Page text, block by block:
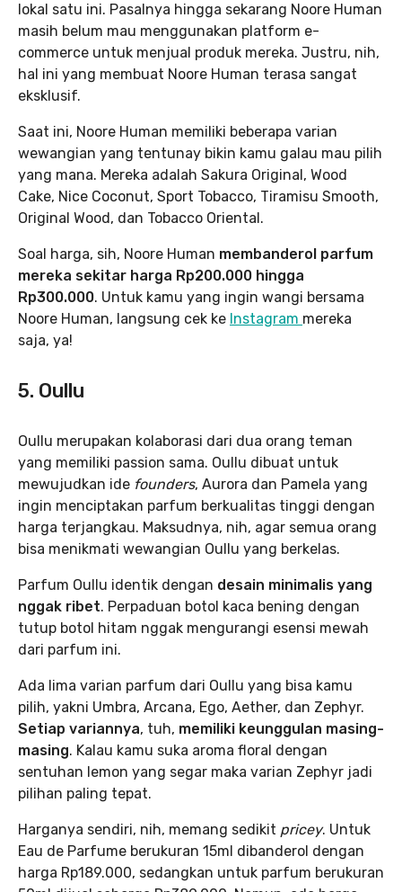
lokal satu ini. Pasalnya hingga sekarang Noore Human
masih belum mau menggunakan platform e-
commerce untuk menjual produk mereka. Justru, nih,
hal ini yang membuat Noore Human terasa sangat
eksklusif.
Saat ini, Noore Human memiliki beberapa varian
wewangian yang tentunay bikin kamu galau mau pilih
yang mana. Mereka adalah Sakura Original, Wood
Cake, Nice Coconut, Sport Tobacco, Tiramisu Smooth,
Original Wood, dan Tobacco Oriental.
Soal harga, sih, Noore Human membanderol parfum
mereka sekitar harga Rp200.000 hingga
Rp300.000. Untuk kamu yang ingin wangi bersama
Noore Human, langsung cek ke Instagram mereka
saja, ya!
5. Oullu
Oullu merupakan kolaborasi dari dua orang teman
yang memiliki passion sama. Oullu dibuat untuk
mewujudkan ide founders, Aurora dan Pamela yang
ingin menciptakan parfum berkualitas tinggi dengan
harga terjangkau. Maksudnya, nih, agar semua orang
bisa menikmati wewangian Oullu yang berkelas.
Parfum Oullu identik dengan desain minimalis yang
nggak ribet. Perpaduan botol kaca bening dengan
tutup botol hitam nggak mengurangi esensi mewah
dari parfum ini.
Ada lima varian parfum dari Oullu yang bisa kamu
pilih, yakni Umbra, Arcana, Ego, Aether, dan Zephyr.
Setiap variannya, tuh, memiliki keunggulan masing-
masing. Kalau kamu suka aroma floral dengan
sentuhan lemon yang segar maka varian Zephyr jadi
pilihan paling tepat.
Harganya sendiri, nih, memang sedikit pricey. Untuk
Eau de Parfume berukuran 15ml dibanderol dengan
harga Rp189.000, sedangkan untuk parfum berukuran